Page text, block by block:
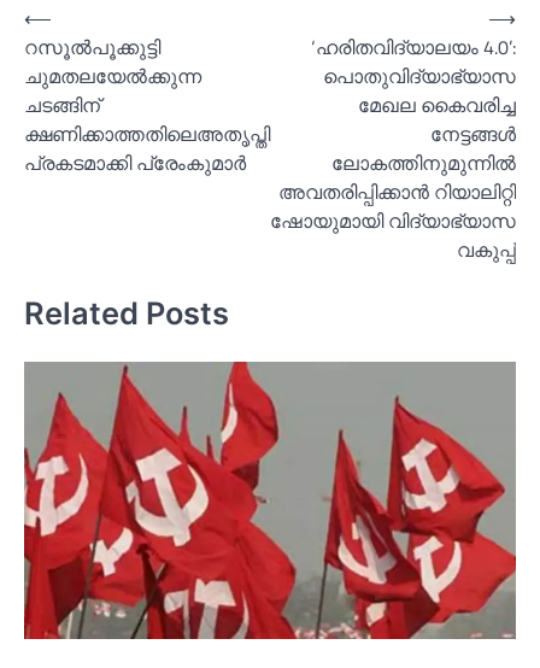
Post
navigation
⟵
റസൂല്‍പൂക്കുട്ടി
ചുമതലയേല്‍ക്കുന്ന
ചടങ്ങിന്
ക്ഷണിക്കാത്തതിലെഅതൃപ്തി
പ്രകടമാക്കി പ്രേംകുമാര്‍
‘ഹരിതവിദ്യാലയം 4.0’:
പൊതുവിദ്യാഭ്യാസ
മേഖല കൈവരിച്ച
നേട്ടങ്ങള്‍
ലോകത്തിനുമുന്നില്‍
അവതരിപ്പിക്കാന്‍ റിയാലിറ്റി
ഷോയുമായി വിദ്യാഭ്യാസ
വകുപ്പ്
⟶
Related Posts